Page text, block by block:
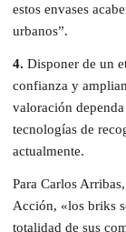
estos envases
urbanos”.
4. Disponer de un
confianza y
valoración
tecnologías de
actualmente.
Para Carlos
Acción, «los briks
totalidad de sus